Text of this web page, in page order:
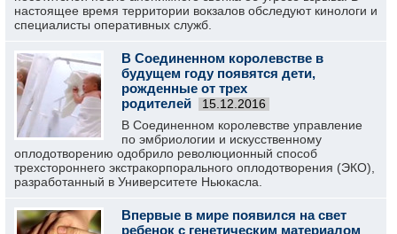
настоящее время территории вокзалов обследуют кинологи и
специалисты оперативных служб.
В Соединенном королевстве в
будущем году появятся дети,
рожденные от трех
родителей
15.12.2016
В Соединенном королевстве управление
по эмбриологии и искусственному
оплодотворению одобрило революционный способ
трехстороннего экстракорпорального оплодотворения (ЭКО),
разработанный в Университете Ньюкасла.
Впервые в мире появился на свет
ребенок с генетическим материалом